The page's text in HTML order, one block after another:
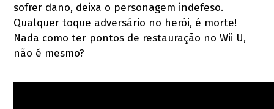
sofrer dano, deixa o personagem indefeso.
Qualquer toque adversário no herói, é morte!
Nada como ter pontos de restauração no Wii U,
não é mesmo?